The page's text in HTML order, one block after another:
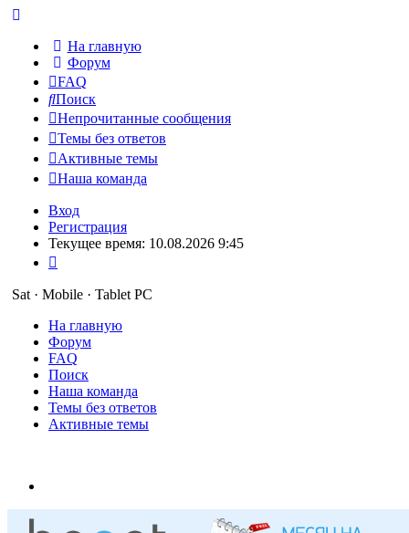
На главную
Форум
FAQ
Поиск
Непрочитанные сообщения
Темы без ответов
Активные темы
Наша команда
Вход
Регистрация
Текущее время: 10.08.2026 9:45
Sat · Mobile · Tablet PC
На главную
Форум
FAQ
Поиск
Наша команда
Темы без ответов
Активные темы